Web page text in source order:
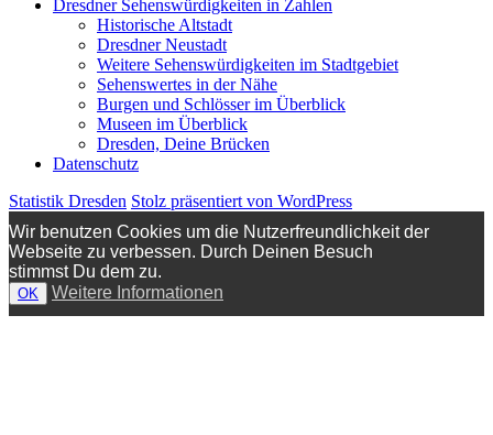
Dresdner Sehenswürdigkeiten in Zahlen
Historische Altstadt
Dresdner Neustadt
Weitere Sehenswürdigkeiten im Stadtgebiet
Sehenswertes in der Nähe
Burgen und Schlösser im Überblick
Museen im Überblick
Dresden, Deine Brücken
Datenschutz
Statistik Dresden Stolz präsentiert von WordPress
Wir benutzen Cookies um die Nutzerfreundlichkeit der
Webseite zu verbessen. Durch Deinen Besuch
stimmst Du dem zu.
OK Weitere Informationen